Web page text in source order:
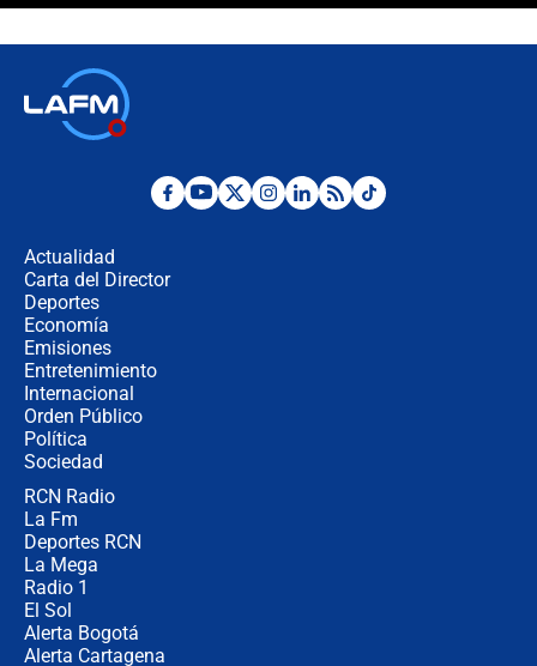
Desde dermatitis hasta infecciones:
Actualidad
Carta del Director
Deportes
Economía
Emisiones
Entretenimiento
Internacional
Orden Público
Política
Sociedad
RCN Radio
La Fm
Deportes RCN
La Mega
Radio 1
El Sol
Alerta Bogotá
Alerta Cartagena